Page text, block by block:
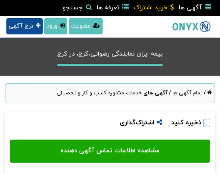
آگهی ها خرید اشتراک تعرفه ها جستجو
درج آگهی ورود عضویت
بیمه ایران نمایندگی رضوانی،کرج، در كرج
/تمام آگهی ها /آگهی هایخدمات مشاوره کسب و کار و تحصیلی
ذخیره کنید اشتراک‌گذاری